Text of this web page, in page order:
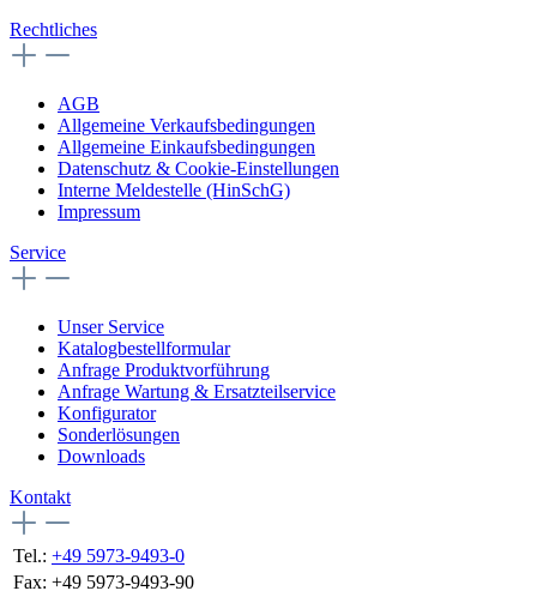
Rechtliches
AGB
Allgemeine Verkaufsbedingungen
Allgemeine Einkaufsbedingungen
Datenschutz & Cookie-Einstellungen
Interne Meldestelle (HinSchG)
Impressum
Service
Unser Service
Katalogbestellformular
Anfrage Produktvorführung
Anfrage Wartung & Ersatzteilservice
Konfigurator
Sonderlösungen
Downloads
Kontakt
Tel.: +49 5973-9493-0
Fax: +49 5973-9493-90